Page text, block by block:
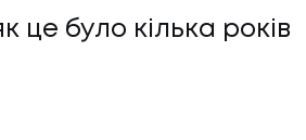
це було кілька років